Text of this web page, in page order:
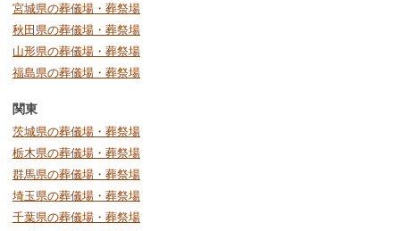
宮城県の葬儀場・葬祭場
秋田県の葬儀場・葬祭場
山形県の葬儀場・葬祭場
福島県の葬儀場・葬祭場
関東
茨城県の葬儀場・葬祭場
栃木県の葬儀場・葬祭場
群馬県の葬儀場・葬祭場
埼玉県の葬儀場・葬祭場
千葉県の葬儀場・葬祭場